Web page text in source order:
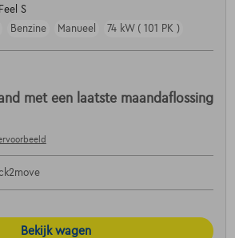
S
Benzine Manueel 74 kW ( 101 PK )
met een laatste maandaflossing
Bekijk wagen